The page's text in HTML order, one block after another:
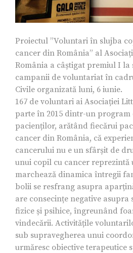
Proiectul ”Voluntari în slujba
cancer din România” al
România a câștigat premiul I la
campanii de voluntariat în
Civile organizată luni, 6 iunie.
167 de voluntari ai Asociației
parte în 2015 dintr-un program
pacienților, arătând fiecărui
cancer din România, că
cancerului nu e un sfârșit de
unui copil cu cancer reprezintă
marchează dinamica întregii
bolii se resfrang asupra
are consecințe negative asupra
fizice și psihice, îngreunând
vindecării. Activitățile
sub supravegherea unui
urmăresc obiective terapeutice